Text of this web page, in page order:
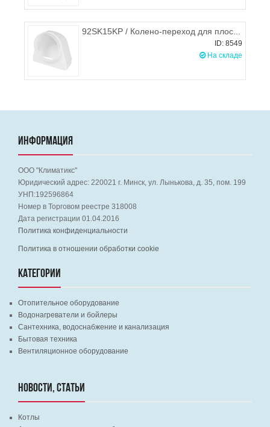
92SK15KP / Колено-переход для плоских воздуховодов 220*90мм / d.150, STORM
ID: 8549
На складе
ИНФОРМАЦИЯ
ООО "Климатикс"
Юридический адрес: 220021 г. Минск, ул. Лынькова, д. 35, пом. 199
УНП:192596864
Номер в Торговом реестре 318008
Дата регистрации 01.04.2016
Политика конфиденциальности
Политика в отношении обработки cookie
КАТЕГОРИИ
Отопительное оборудование
Водонагреватели и бойлеры
Сантехника, водоснабжение и канализация
Бытовая техника
Вентиляционное оборудование
НОВОСТИ, СТАТЬИ
Котлы